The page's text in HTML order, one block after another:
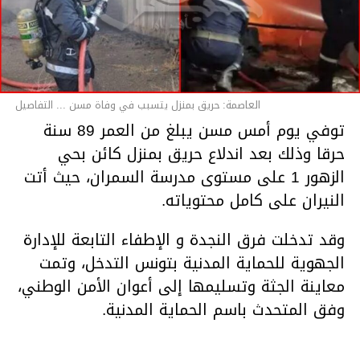
العاصمة: حريق بمنزل يتسبب في وفاة مسن ... التفاصيل
توفي يوم أمس مسن يبلغ من العمر 89 سنة
حرقا وذلك بعد اندلاع حريق بمنزل كائن بحي
الزهور 1 على مستوى مدرسة السمران، حيث أتت
النيران على كامل محتوياته.
وقد تدخلت فرق النجدة و الإطفاء التابعة للإدارة
الجهوية للحماية المدنية بتونس التدخل، وتمت
معاينة الجثة وتسليمها إلى أعوان الأمن الوطني،
وفق المتحدث باسم الحماية المدنية.